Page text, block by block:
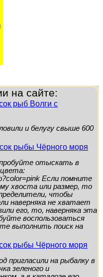
на сайте:
рыб Волги с
и белугу свыше 600
рыбы Чёрного моря
отыскать в
цвета:
Если помните
хвоста или размер, то
чтобы
наверняка не хватает
его, то, наверняка эта
воспользоваться
выполнить поиск на
рыбы Чёрного моря
пригласили на рыбалку в
зеленого и